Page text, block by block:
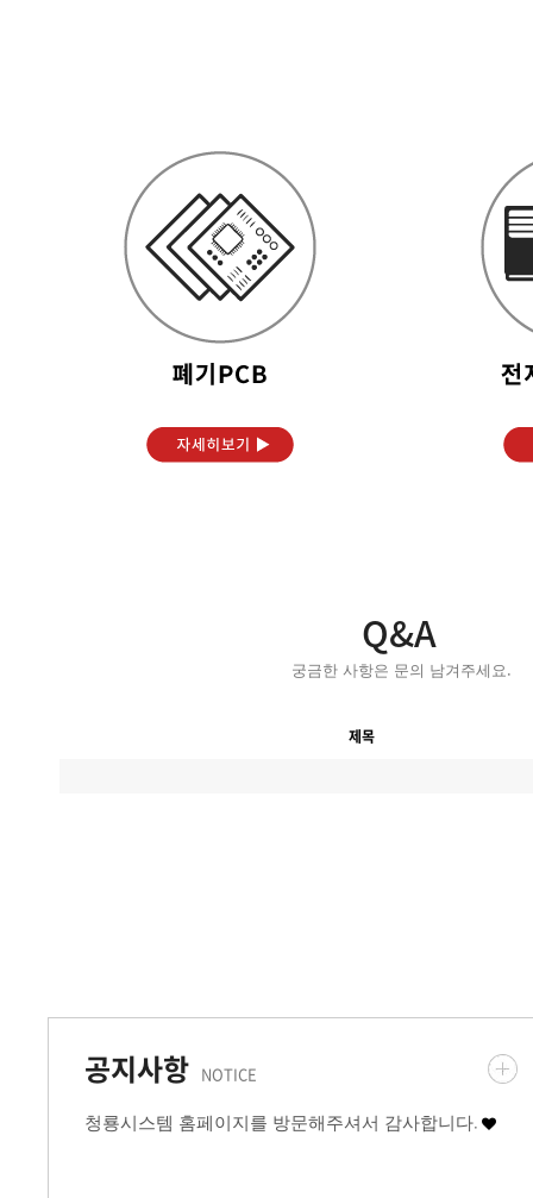
Q&A
궁금한 사항은 문의 남겨주세요.
제목
공지사항 NOTICE
청룡시스템 홈페이지를 방문해주셔서 감사합니다.